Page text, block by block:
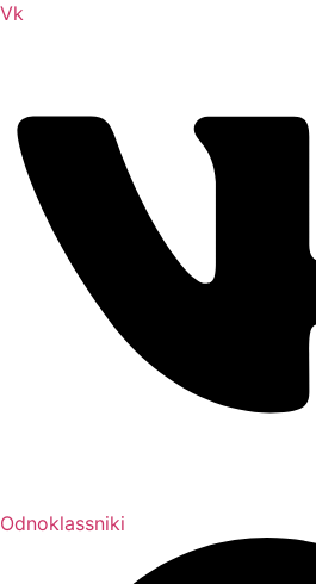
Vk
Odnoklassniki